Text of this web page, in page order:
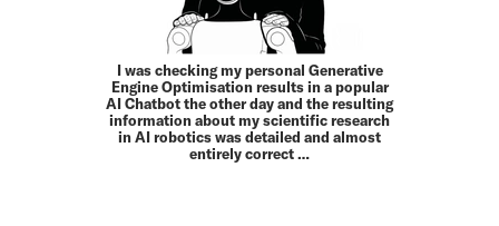
I was checking my personal Generative
Engine Optimisation results in a popular
AI Chatbot the other day and the resulting
information about my scientific research
in AI robotics was detailed and almost
entirely correct …